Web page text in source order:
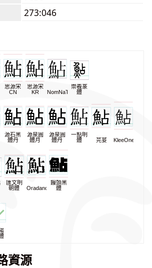
273:046
思源宋
CN
思源宋
KR
NomNaTong
崇羲篆
體
源石黑
體丹
源泉圓
體月
源泉圓
體丹
一點明
體
芫荽 KleeOne
匯文明
朝體
Oradano
饅頭黑
體
資源